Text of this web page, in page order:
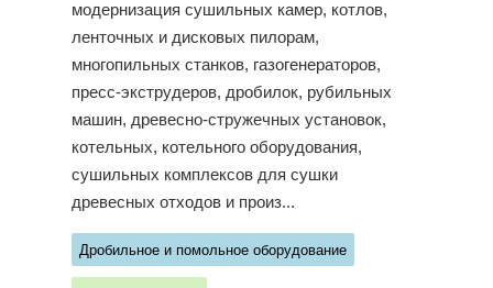
модернизация сушильных камер, котлов,
ленточных и дисковых пилорам,
многопильных станков, газогенераторов,
пресс-экструдеров, дробилок, рубильных
машин, древесно-стружечных установок,
котельных, котельного оборудования,
сушильных комплексов для сушки
древесных отходов и произ...
Дробильное и помольное оборудование